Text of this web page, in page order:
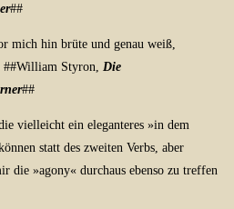
##
mich hin brüte und genau weiß,
##William Styron, Die
##
vielleicht ein eleganteres »in dem
statt des zweiten Verbs, aber
die »agony« durchaus ebenso zu treffen